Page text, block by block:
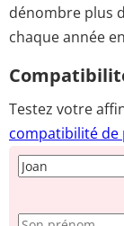
dénombre plus
chaque année
Testez votre
compatibilité de